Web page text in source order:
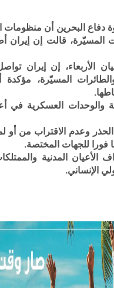
دفاع البحرين أن
المسيّرة، قالت إن إيران
الأربعاء، إن إيران
والطائرات المسيّرة،
والوحدات العسكرية في
وعدم الاقتراب من
فورا للجهات المختصة.
المدنية
الإنساني.